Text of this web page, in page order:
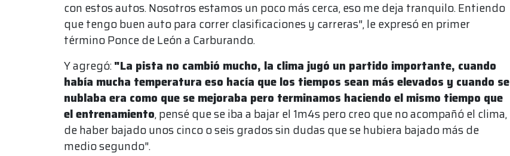
con estos autos. Nosotros estamos un poco más cerca, eso me deja tranquilo. Entiendo
que tengo buen auto para correr clasificaciones y carreras", le expresó en primer
término Ponce de León a Carburando.
Y agregó:"La pista no cambió mucho, la clima jugó un partido importante, cuando
había mucha temperatura eso hacía que los tiempos sean más elevados y cuando se
nublaba era como que se mejoraba pero terminamos haciendo el mismo tiempo que
el entrenamiento, pensé que se iba a bajar el 1m4s pero creo que no acompañó el clima,
de haber bajado unos cinco o seis grados sin dudas que se hubiera bajado más de
medio segundo".